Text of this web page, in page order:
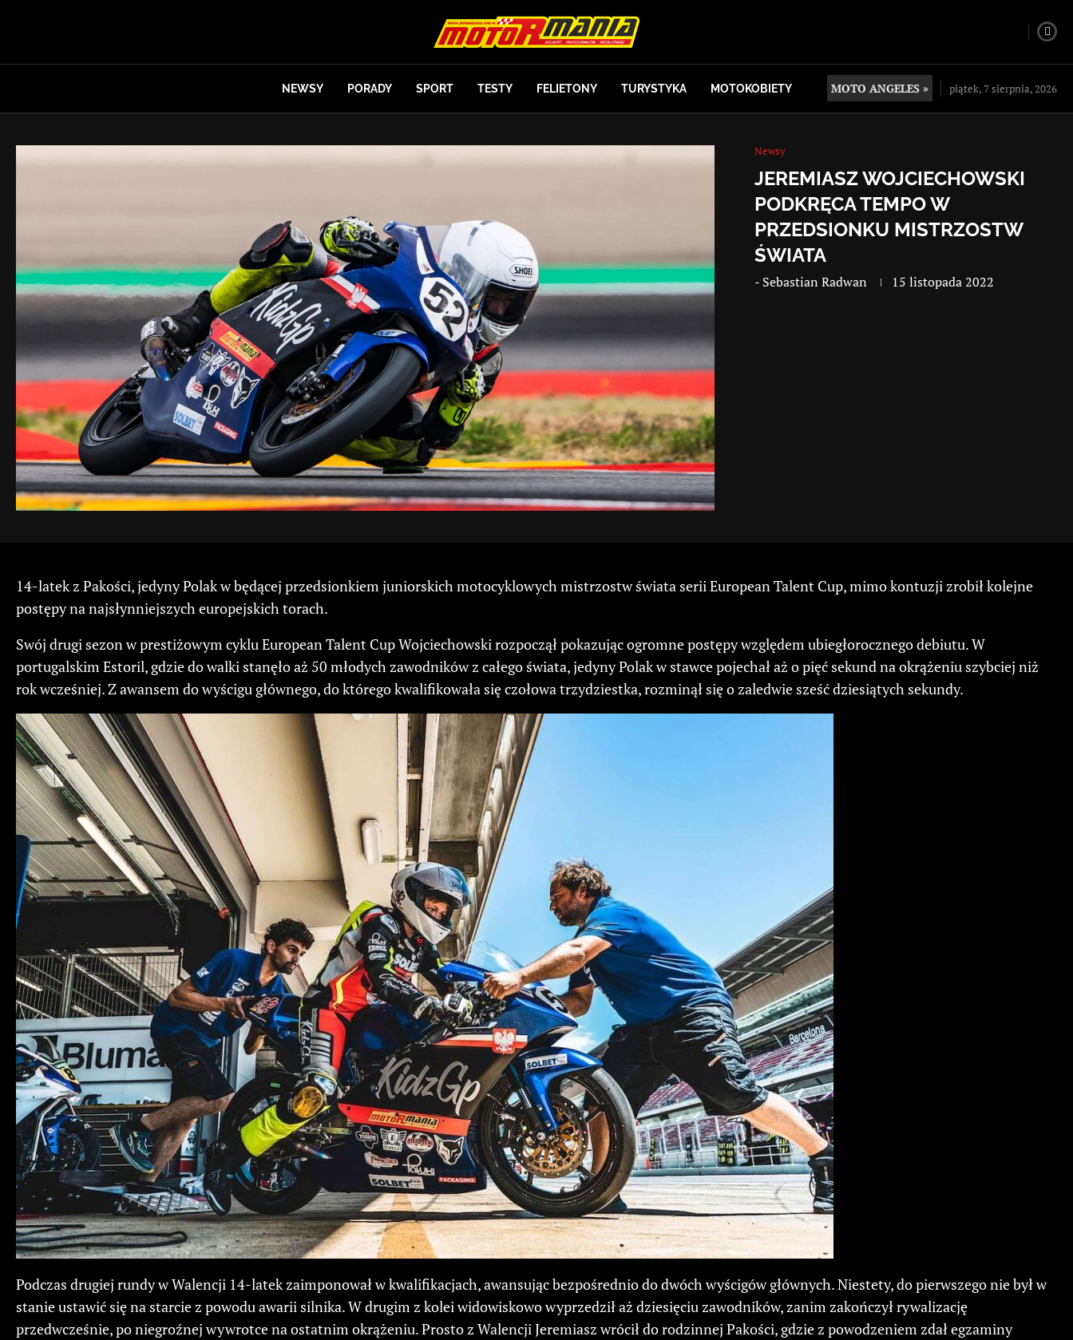
NEWSY PORADY SPORT TESTY FELIETONY TURYSTYKA MOTOKOBIETY MOTO ANGELES » piątek, 7 sierpnia, 2026
Newsy
JEREMIASZ WOJCIECHOWSKI
PODKRĘCA TEMPO W
PRZEDSIONKU MISTRZOSTW
ŚWIATA
- Sebastian Radwan 15 listopada 2022
14-latek z Pakości, jedyny Polak w będącej przedsionkiem juniorskich motocyklowych mistrzostw świata serii European Talent Cup, mimo kontuzji zrobił kolejne
postępy na najsłynniejszych europejskich torach.
Swój drugi sezon w prestiżowym cyklu European Talent Cup Wojciechowski rozpoczął pokazując ogromne postępy względem ubiegłorocznego debiutu. W
portugalskim Estoril, gdzie do walki stanęło aż 50 młodych zawodników z całego świata, jedyny Polak w stawce pojechał aż o pięć sekund na okrążeniu szybciej niż
rok wcześniej. Z awansem do wyścigu głównego, do którego kwalifikowała się czołowa trzydziestka, rozminął się o zaledwie sześć dziesiątych sekundy.
Podczas drugiej rundy w Walencji 14-latek zaimponował w kwalifikacjach, awansując bezpośrednio do dwóch wyścigów głównych. Niestety, do pierwszego nie był w
stanie ustawić się na starcie z powodu awarii silnika. W drugim z kolei widowiskowo wyprzedził aż dziesięciu zawodników, zanim zakończył rywalizację
przedwcześnie, po niegroźnej wywrotce na ostatnim okrążeniu. Prosto z Walencji Jeremiasz wrócił do rodzinnej Pakości, gdzie z powodzeniem zdał egzaminy